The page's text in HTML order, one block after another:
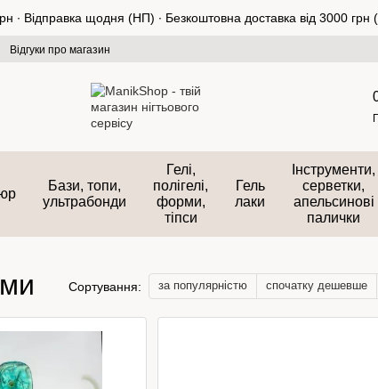
∙ Відправка щодня (НП) ∙ Безкоштовна доставка від 3000 грн
Відгуки про магазин
Бази, топи,
ультрабонди
Гелі,
полігелі,
форми,
тіпси
Гель
лаки
Інструменти,
серветки,
апельсинові
палички
Сортування: за популярністю спочатку дешевше